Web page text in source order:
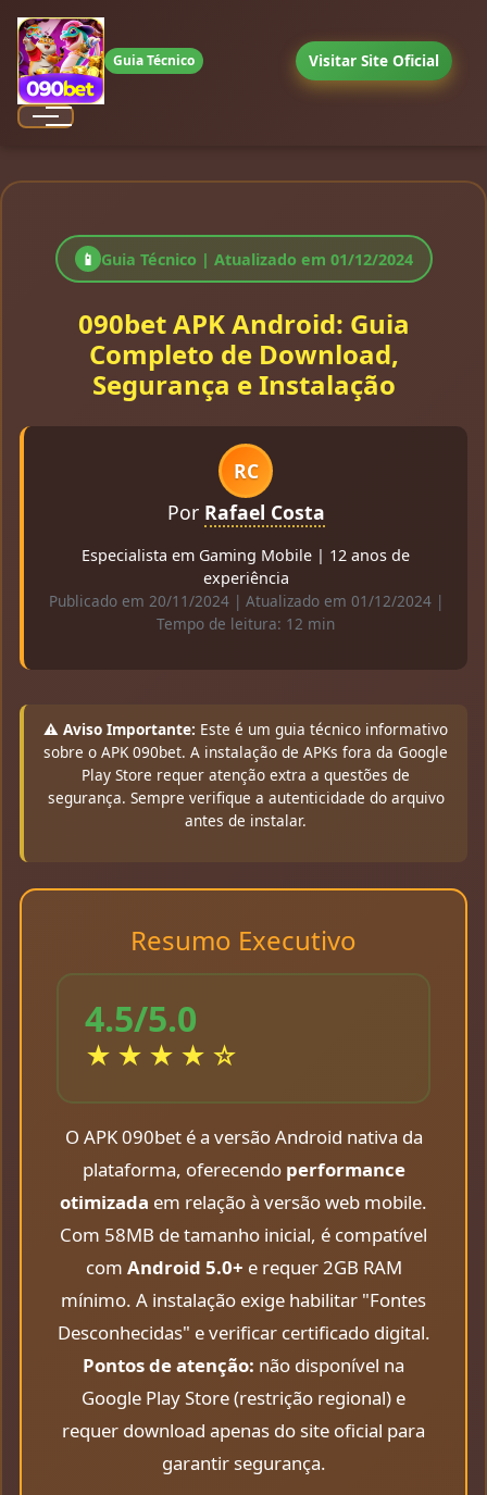
Guia Técnico
Menu
Visitar Site Oficial
📱 Guia Técnico | Atualizado em 01/12/2024
090bet APK Android: Guia
Completo de Download,
Segurança e Instalação
RC
Por Rafael Costa
Especialista em Gaming Mobile | 12 anos de
experiência
Publicado em 20/11/2024 | Atualizado em 01/12/2024 |
Tempo de leitura: 12 min
⚠️ Aviso Importante: Este é um guia técnico informativo
sobre o APK 090bet. A instalação de APKs fora da Google
Play Store requer atenção extra a questões de
segurança. Sempre verifique a autenticidade do arquivo
antes de instalar.
Resumo Executivo
4.5/5.0
★★★★☆
O APK 090bet é a versão Android nativa da
plataforma, oferecendo performance
otimizada em relação à versão web mobile.
Com 58MB de tamanho inicial, é compatível
com Android 5.0+ e requer 2GB RAM
mínimo. A instalação exige habilitar "Fontes
Desconhecidas" e verificar certificado digital.
Pontos de atenção: não disponível na
Google Play Store (restrição regional) e
requer download apenas do site oficial para
garantir segurança.